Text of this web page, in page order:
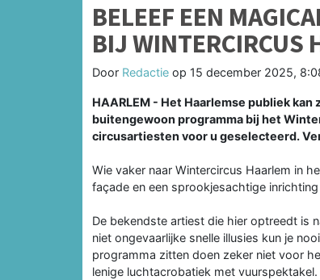
BELEEF EEN
BIJ WINTERCIRCUS
Door Redactie op 15 december 2025,
HAARLEM - Het Haarlemse publiek
buitengewoon programma bij het
circusartiesten voor u geselecteerd.
Wie vaker naar Wintercircus Haarlem in
façade en een sprookjesachtige
De bekendste artiest die hier optreedt is
niet ongevaarlijke snelle illusies kun je
programma zitten doen zeker niet voor
lenige luchtacrobatiek met